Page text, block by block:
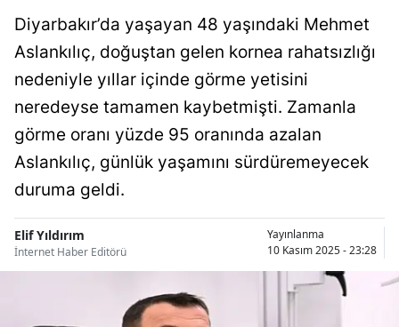
Bilecik
Bingöl
Bitlis
Bolu
Bursa
Çankırı
Diyarbakır’da yaşayan 48 yaşındaki Mehmet
Aslankılıç, doğuştan gelen kornea rahatsızlığı
nedeniyle yıllar içinde görme yetisini
neredeyse tamamen kaybetmişti. Zamanla
görme oranı yüzde 95 oranında azalan
Aslankılıç, günlük yaşamını sürdüremeyecek
duruma geldi.
Elif Yıldırım
İnternet Haber Editörü
Yayınlanma
10 Kasım 2025 - 23:28